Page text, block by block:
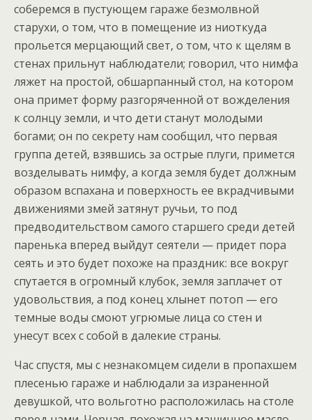
соберемся в пустующем гараже безмолвной
старухи, о том, что в помещение из ниоткуда
прольется мерцающий свет, о том, что к щелям в
стенах прильнут наблюдатели; говорил, что нимфа
ляжет на простой, обшарпанный стол, на котором
она примет форму разгоряченной от вожделения
к солнцу земли, и что дети станут молодыми
богами; он по секрету нам сообщил, что первая
группа детей, взявшись за острые плуги, примется
возделывать нимфу, а когда земля будет должным
образом вспахана и поверхность ее вкрадчивыми
движениями змей затянут ручьи, то под
предводительством самого старшего среди детей
паренька вперед выйдут сеятели — придет пора
сеять и это будет похоже на праздник: все вокруг
спутается в огромный клубок, земля заплачет от
удовольствия, а под конец хлынет потоп — его
темные воды смоют угрюмые лица со стен и
унесут всех с собой в далекие страны.
Час спустя, мы с незнакомцем сидели в пропахшем
плесенью гараже и наблюдали за израненной
девушкой, что вольготно расположилась на столе